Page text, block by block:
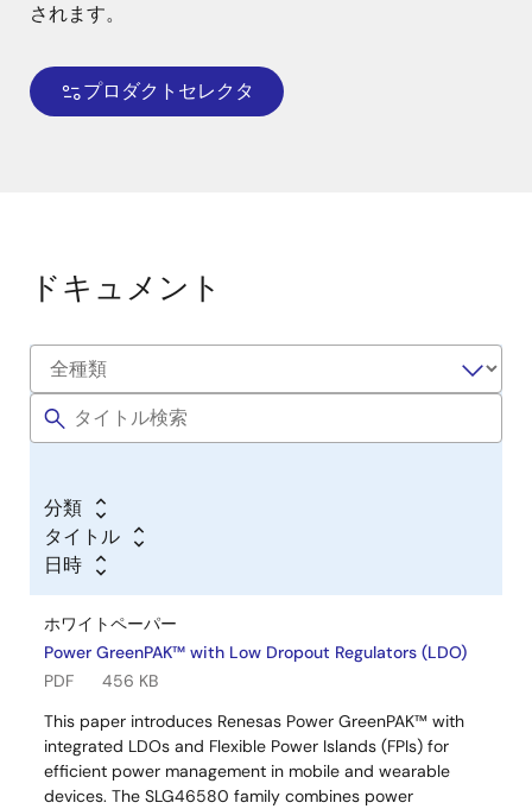
されます。
プロダクトセレクタ
ドキュメント
分類
タイトル
日時
ホワイトペーパー
Power GreenPAK™ with Low Dropout Regulators (LDO)
PDF
456 KB
This paper introduces Renesas Power GreenPAK™ with
integrated LDOs and Flexible Power Islands (FPIs) for
efficient power management in mobile and wearable
devices. The SLG46580 family combines power